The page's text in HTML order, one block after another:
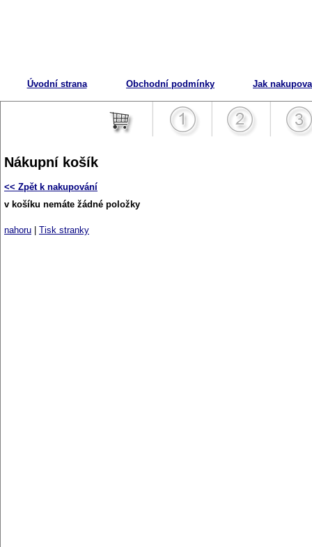
Úvodní strana Obchodní podmínky Jak
Nákupní košík
<< Zpět k nakupování
v košíku nemáte žádné položky
nahoru Tisk stranky